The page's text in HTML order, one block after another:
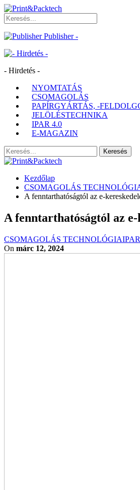
Publisher -
- Hirdetés -
NYOMTATÁS
CSOMAGOLÁS
PAPÍRGYÁRTÁS, -
JELÖLÉSTECHNIKA
IPAR 4.0
E-MAGAZIN
Kezdőlap
CSOMAGOLÁS
A fenntarthatóságtól az e-
A fenntarthatóságtól az
CSOMAGOLÁS TECHNOLÓGIA
On márc 12, 2024